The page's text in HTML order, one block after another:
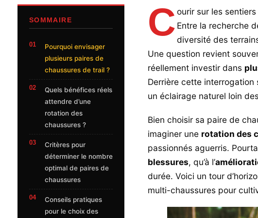
SOMMAIRE
Pourquoi envisager
plusieurs paires de
chaussures de trail ?
Quels bénéfices réels
attendre d’une
rotation des
chaussures ?
Critères pour
déterminer le nombre
optimal de paires de
chaussures
Conseils pratiques
pour le choix des
C ourir sur les
Entre la recherche
diversité des
Une question revient
réellement investir dans
Derrière cette
un éclairage naturel loin
Bien choisir sa paire de
imaginer une rotation des
passionnés aguerris.
blessures, qu’à l’
durée. Voici un tour
multi-chaussures pour